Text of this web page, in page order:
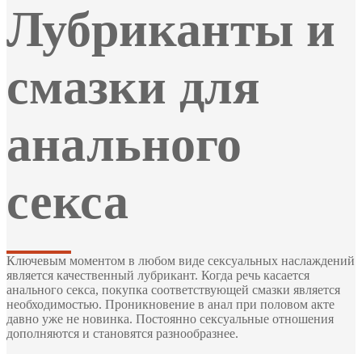
Лубриканты и
смазки для
анального
секса
Ключевым моментом в любом виде сексуальных наслаждений
является качественный лубрикант. Когда речь касается
анального секса, покупка соответствующей смазки является
необходимостью. Проникновение в анал при половом акте
давно уже не новинка. Постоянно сексуальные отношения
дополняются и становятся разнообразнее.